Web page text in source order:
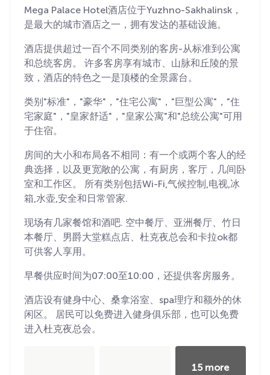
Mega Palace Hotel酒店位于Yuzhno-Sakhalinsk，
是最大的城市酒店之一，拥有发达的基础设施。
酒店提供超过一百个不同类别的客房-从标准到公寓
和总统客房。 许多客房享有城市、山脉和丘陵的景
致，酒店的特色之一是顶楼的全景露台。
类别"标准"，"豪华"，"住宅公寓"，"巨型公寓"，"住
宅家庭"，"皇家舒适"，"皇家公寓"和"总统公寓"可用
于住宿。
房间的大小和布局各不相同：有一个或两个客人的经
典选择，以及更宽敞的公寓，有厨房，客厅，几间卧
室和工作区。 所有类别包括Wi-Fi,气候控制,电视,冰
箱,水壶,安全和日常管家.
现场有几家餐馆和酒吧. 空中餐厅、亚洲餐厅、竹日
本餐厅、男爵大堂糕点店、杜克夜总会和卡拉ok都
可供客人享用。
早餐供应时间为07:00至10:00，还提供客房服务。
酒店设有健身中心、桑拿浴室、spa理疗和额外的休
闲区。 居民可以免费进入健身俱乐部，也可以免费
进入杜克夜总会。
15 more